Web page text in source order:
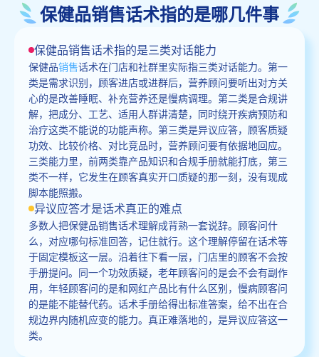
保健品销售话术指的是哪几件事
保健品销售话术指的是三类对话能力
保健品销售话术在门店和社群里实际指三类对话能力。第一
类是需求识别，顾客进店或进群后，营养顾问要听出对方关
心的是改善睡眠、补充营养还是慢病调理。第二类是合规讲
解，把成分、工艺、适用人群讲清楚，同时绕开疾病预防和
治疗这类不能说的功能声称。第三类是异议应答，顾客质疑
功效、比较价格、对比竞品时，营养顾问要有依据地回应。
三类能力里，前两类靠产品知识和合规手册就能打底，第三
类不一样，它发生在顾客真实开口质疑的那一刻，没有现成
脚本能照搬。
异议应答才是话术真正的难点
多数人把保健品销售话术理解成背熟一套说辞。顾客问什
么，对应哪句标准回答，记住就行。这个理解停留在话术等
于固定模板这一层。沿着往下看一层，门店里的顾客不会按
手册提问。同一个功效质疑，老年顾客问的是会不会有副作
用，年轻顾客问的是和网红产品比有什么区别，慢病顾客问
的是能不能替代药。话术手册给得出标准答案，给不出在合
规边界内随机应变的能力。真正难落地的，是异议应答这一
类。